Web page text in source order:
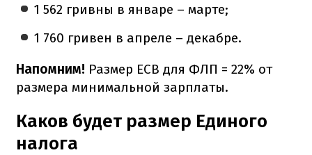
1 562 гривны в январе – марте;
1 760 гривен в апреле – декабре.
Напомним! Размер ЕСВ для ФЛП = 22% от
размера минимальной зарплаты.
Каков будет размер Единого
налога